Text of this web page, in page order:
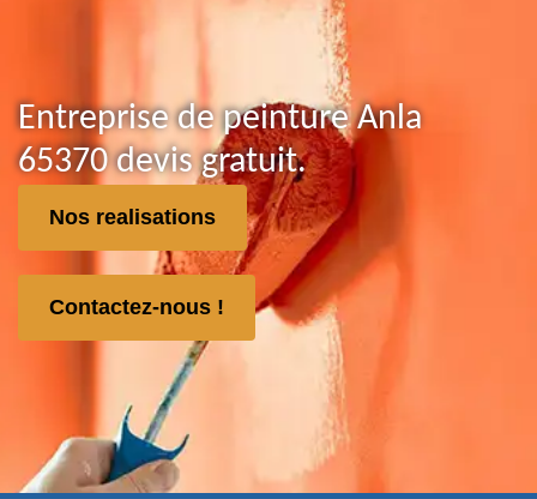
Entreprise de peinture Anla
65370 devis gratuit.
Nos realisations
Contactez-nous !